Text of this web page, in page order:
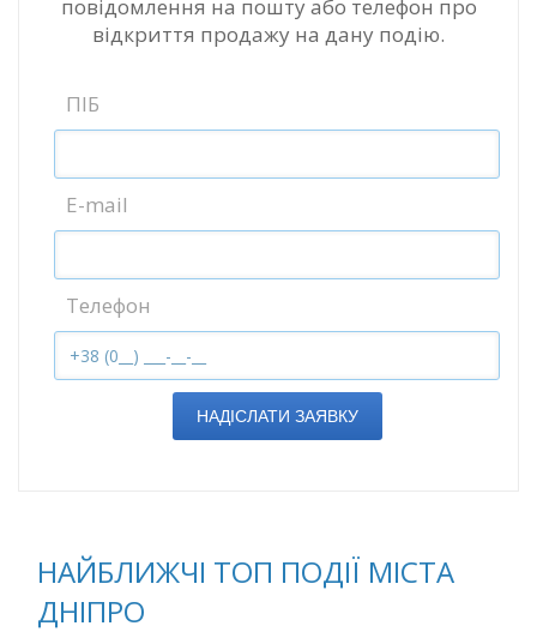
повідомлення на пошту або телефон про
відкриття продажу на дану подію.
ПІБ
E-mail
Телефон
НАДІСЛАТИ ЗАЯВКУ
НАЙБЛИЖЧІ ТОП ПОДІЇ МІСТА
ДНІПРО